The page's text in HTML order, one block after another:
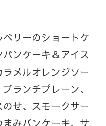
リーのショートケ
ンケーキ＆アイス
メルオレンジソー
ランチプレーン、
せ、スモークサー
みパンケーキ、サ